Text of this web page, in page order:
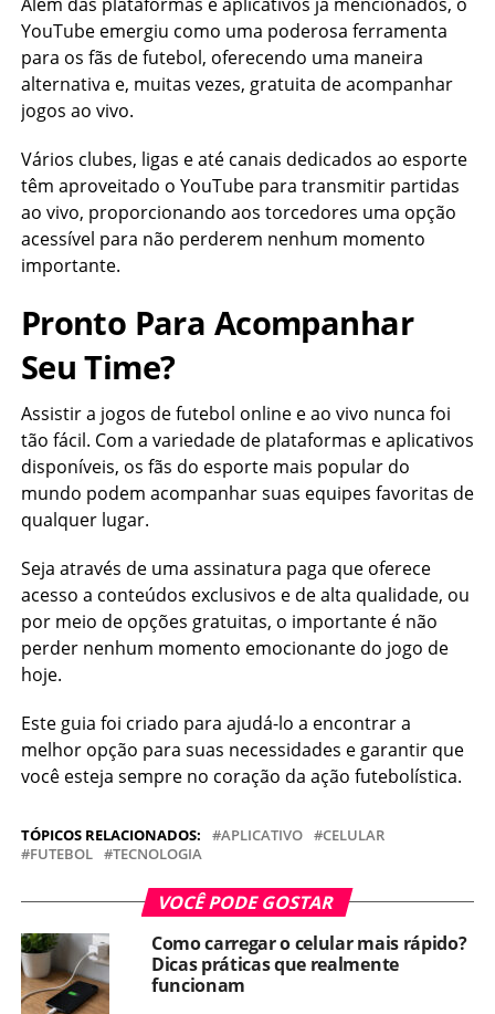
YouTube emergiu como uma poderosa ferramenta
para os fãs de futebol, oferecendo uma maneira
alternativa e, muitas vezes, gratuita de acompanhar
jogos ao vivo.
Vários clubes, ligas e até canais dedicados ao esporte
têm aproveitado o YouTube para transmitir partidas
ao vivo, proporcionando aos torcedores uma opção
acessível para não perderem nenhum momento
importante.
Pronto Para Acompanhar
Seu Time?
Assistir a jogos de futebol online e ao vivo nunca foi
tão fácil. Com a variedade de plataformas e aplicativos
disponíveis, os fãs do esporte mais popular do
mundo podem acompanhar suas equipes favoritas de
qualquer lugar.
Seja através de uma assinatura paga que oferece
acesso a conteúdos exclusivos e de alta qualidade, ou
por meio de opções gratuitas, o importante é não
perder nenhum momento emocionante do jogo de
hoje.
Este guia foi criado para ajudá-lo a encontrar a
melhor opção para suas necessidades e garantir que
você esteja sempre no coração da ação futebolística.
TÓPICOS RELACIONADOS: APLICATIVO
CELULAR
FUTEBOL
TECNOLOGIA
VOCÊ PODE GOSTAR
Como carregar o celular mais rápido?
Dicas práticas que realmente
funcionam